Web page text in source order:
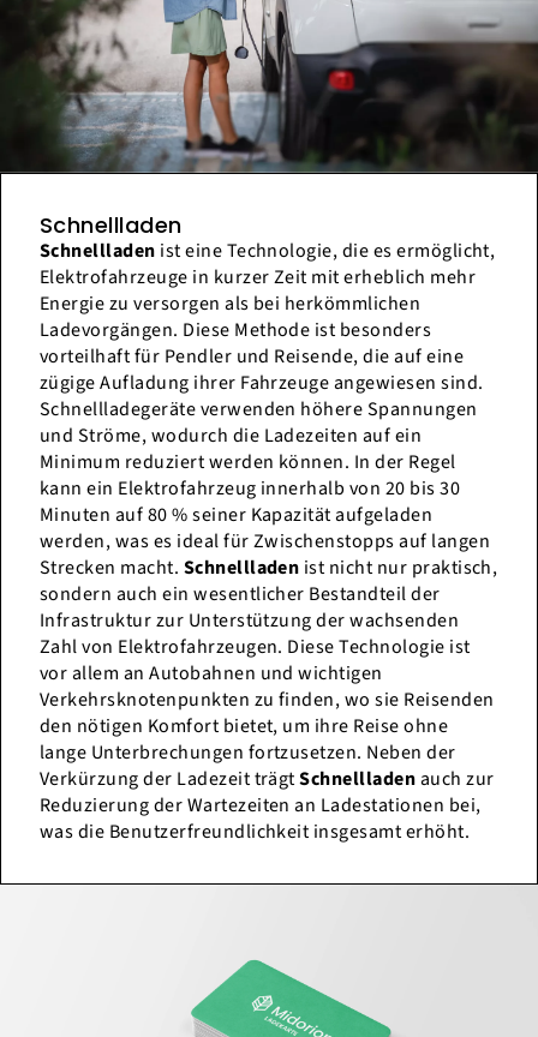
Schnellladen
Schnellladen ist eine Technologie, die es ermöglicht,
Elektrofahrzeuge in kurzer Zeit mit erheblich mehr
Energie zu versorgen als bei herkömmlichen
Ladevorgängen. Diese Methode ist besonders
vorteilhaft für Pendler und Reisende, die auf eine
zügige Aufladung ihrer Fahrzeuge angewiesen sind.
Schnellladegeräte verwenden höhere Spannungen
und Ströme, wodurch die Ladezeiten auf ein
Minimum reduziert werden können. In der Regel
kann ein Elektrofahrzeug innerhalb von 20 bis 30
Minuten auf 80 % seiner Kapazität aufgeladen
werden, was es ideal für Zwischenstopps auf langen
Strecken macht. Schnellladen ist nicht nur praktisch,
sondern auch ein wesentlicher Bestandteil der
Infrastruktur zur Unterstützung der wachsenden
Zahl von Elektrofahrzeugen. Diese Technologie ist
vor allem an Autobahnen und wichtigen
Verkehrsknotenpunkten zu finden, wo sie Reisenden
den nötigen Komfort bietet, um ihre Reise ohne
lange Unterbrechungen fortzusetzen. Neben der
Verkürzung der Ladezeit trägtSchnellladenauch zur
Reduzierung der Wartezeiten an Ladestationen bei,
was die Benutzerfreundlichkeit insgesamt erhöht.